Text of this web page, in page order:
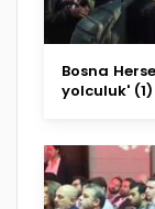
Bosna
yolculuk' (1)